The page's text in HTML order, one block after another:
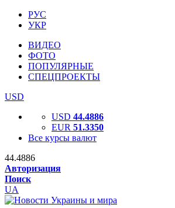
РУС
УКР
ВИДЕО
ФОТО
ПОПУЛЯРНЫЕ
СПЕЦПРОЕКТЫ
USD
USD 44.4886
EUR 51.3350
Все курсы валют
44.4886
Авторизация
Поиск
UA